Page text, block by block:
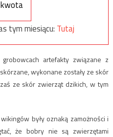
tym miesiącu: Tutaj
artefakty związane z
wykonane zostały ze skór
ze skór zwierząt dzikich, w tym
były oznaką zamożności i
że bobry nie są zwierzętami